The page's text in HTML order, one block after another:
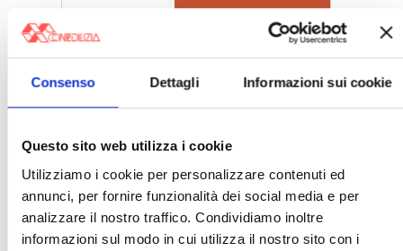
Consenso Dettagli Informazioni sui cookie
Questo sito web utilizza i cookie
Utilizziamo i cookie per personalizzare contenuti ed
annunci, per fornire funzionalità dei social media e per
analizzare il nostro traffico. Condividiamo inoltre
informazioni sul modo in cui utilizza il nostro sito con i
〉 5 ragioni per aderire a Confedilizia